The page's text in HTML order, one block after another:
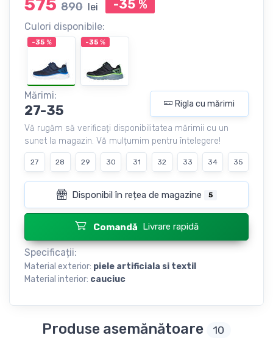
890 lei -35%
Culori disponibile:
-35 % -35 %
Mărimi:
27-35 Rigla cu mărimi
Vă rugăm să verificați disponibilitatea mărimii cu un
sunet la magazin. Vă mulțumim pentru întelegere!
27 28 29 30 31 32 33 34 35
Disponibil în rețea de magazine 5
Comandă Livrare rapidă
Specificații:
Material exterior: piele artificiala si textil
Material interior: cauciuc
Produse asemănătoare 10